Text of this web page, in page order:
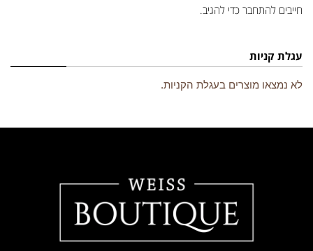
חייבים להתחבר כדי להגיב.
עגלת קניות
לא נמצאו מוצרים בעגלת הקניות.